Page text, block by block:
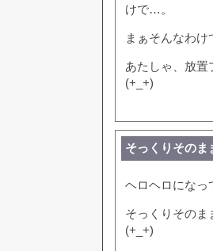
けで…。
まぁそんなわ
あたしゃ、放
(+_+)
そっくりそのま
ヘロヘロになっ
そっくりそのま
(+_+)